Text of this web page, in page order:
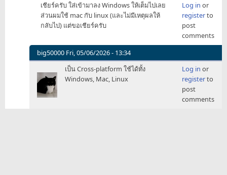
เชียร์ครับ ใส่เข้ามาลง Windows ให้เต็มไปเลย
ส่วนผมใช้ mac กับ linux (และไม่มีเหตุผลให้
กลับไป) แต่ขอเชียร์ครับ
Log in or
registerto
post
comments
big50000 Fri, 05/06/2026 - 13:34
In
reply
to
เชียร์
เป็น Cross-platform ใช้ได้ทั้ง
Windows, Mac, Linux
Log in or
registerto
post
comments